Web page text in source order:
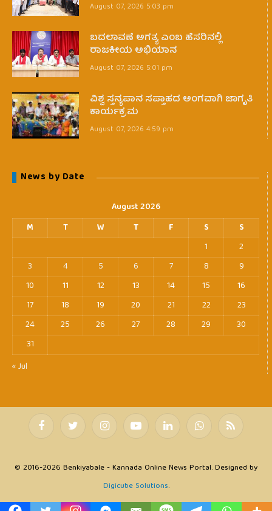
August 07, 2026 5:03 pm
ಬದಲಾವಣೆ ಅಗತ್ಯ ಎಂಬ ಹೆಸರಿನಲ್ಲಿ
ರಾಜಕೀಯ ಅಭಿಯಾನ
August 07, 2026 5:01 pm
ವಿಶ್ವ ಸ್ತನ್ಯಪಾನ ಸಪ್ತಾಹದ ಅಂಗವಾಗಿ ಜಾಗೃತಿ
ಕಾರ್ಯಕ್ರಮ
August 07, 2026 4:59 pm
News by Date
August 2026
M
T W T F S
S
1
2
3
4 5 6 7 8
9
10
11 12 13 14 15
16
17
18 19 20 21 22
23
24
25 26 27 28 29
30
31
« Jul
FacebookTwitter InstagramYouTubeLinkedIn WhatsAppRSS
© 2016-2026 Benkiyabale - Kannada Online News Portal. Designed by
Digicube Solutions.